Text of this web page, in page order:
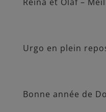
Urgo en plein
Bonne année de